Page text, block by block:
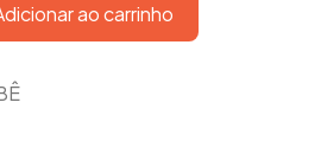
ao carrinho